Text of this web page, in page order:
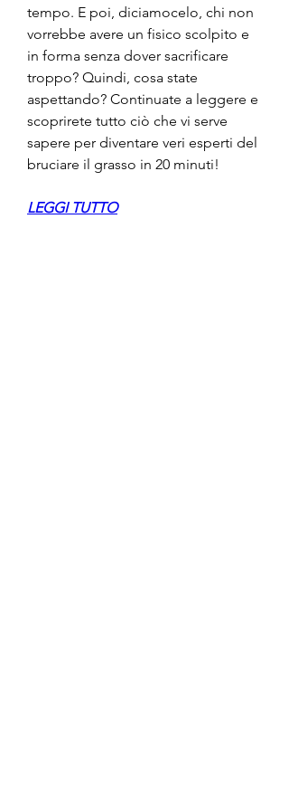
tempo. E poi, diciamocelo, chi non
vorrebbe avere un fisico scolpito e
in forma senza dover sacrificare
troppo? Quindi, cosa state
aspettando? Continuate a leggere e
scoprirete tutto ciò che vi serve
sapere per diventare veri esperti del
bruciare il grasso in 20 minuti!
LEGGI TUTTO